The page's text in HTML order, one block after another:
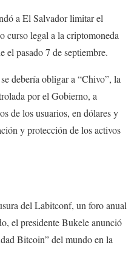
a El Salvador limitar el
curso legal a la criptomoneda
el pasado 7 de septiembre.
debería obligar a “Chivo”, la
por el Gobierno, a
de los usuarios, en dólares y
y protección de los activos
del Labitconf, un foro anual
el presidente Bukele anunció
Bitcoin” del mundo en la